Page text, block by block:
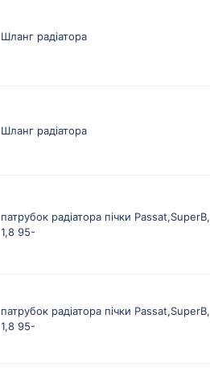
Шланг радіатора
Шланг радіатора
патрубок радіатора пічки Passat,SuperB,
1,8 95-
патрубок радіатора пічки Passat,SuperB,
1,8 95-